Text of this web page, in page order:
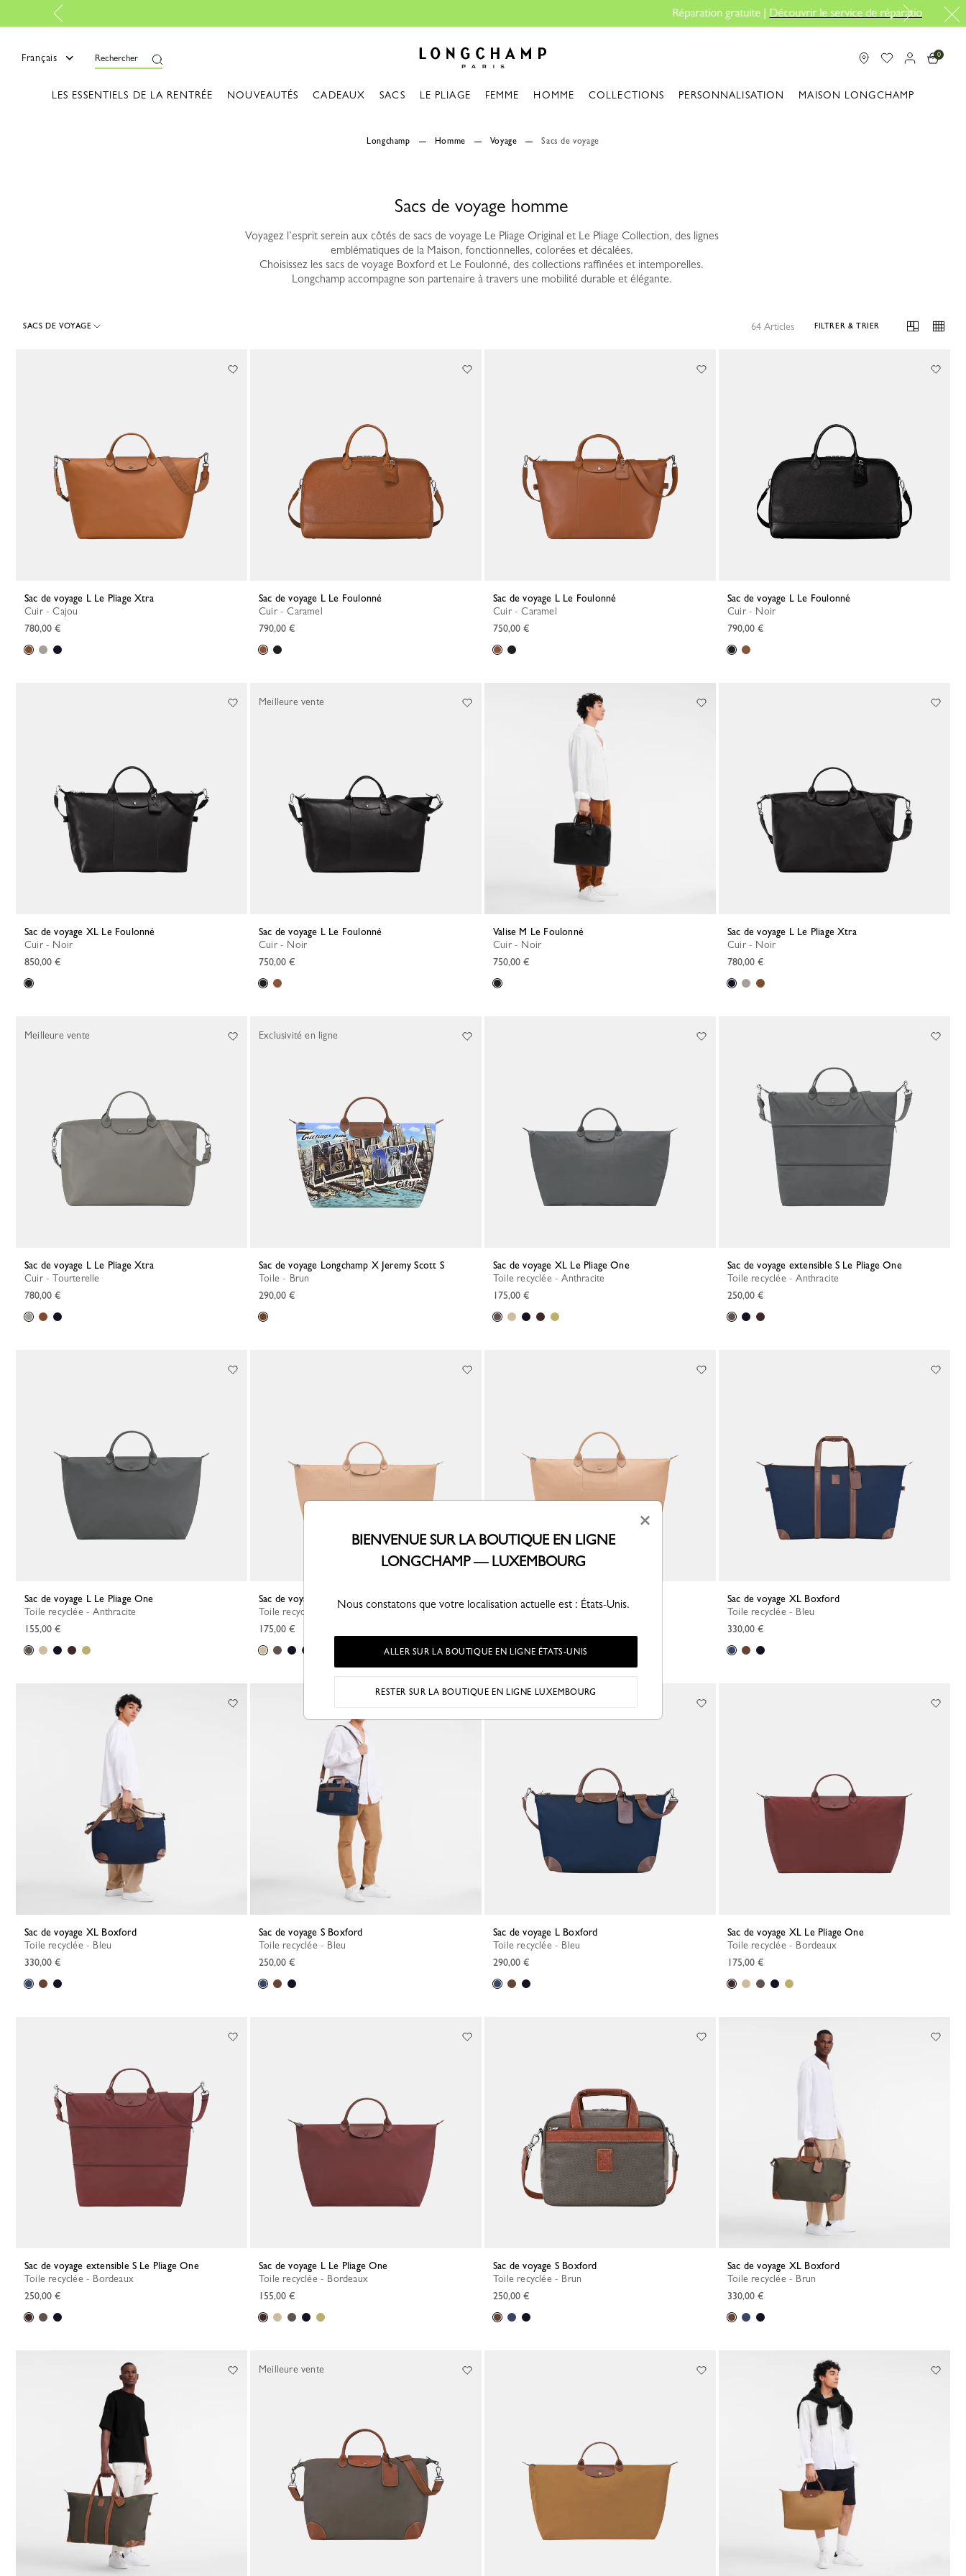
Découvrir le service de réparation
Français Rechercher 0
LES ESSENTIELS DE LA RENTRÉE NOUVEAUTÉS CADEAUX SACS LE PLIAGE FEMME HOMME COLLECTIONS PERSONNALISATION MAISON LONGCHAMP
Longchamp Homme Voyage Sacs de voyage
Sacs de voyage homme
Voyagez l’esprit serein aux côtés de sacs de voyage Le Pliage Original et Le Pliage Collection, des lignes
emblématiques de la Maison, fonctionnelles, colorées et décalées.
Choisissez les sacs de voyage Boxford et Le Foulonné, des collections raffinées et intemporelles.
Longchamp accompagne son partenaire à travers une mobilité durable et élégante.
SACS DE VOYAGE 64 Articles FILTRER & TRIER
Sac de voyage L Le Pliage Xtra
Cuir - Cajou
780,00 €
Sac de voyage L Le Foulonné
Cuir - Caramel
790,00 €
Sac de voyage L Le Foulonné
Cuir - Caramel
750,00 €
Sac de voyage L Le Foulonné
Cuir - Noir
790,00 €
Sac de voyage XL Le Foulonné
Cuir - Noir
850,00 €
Sac de voyage L Le Foulonné
Cuir - Noir
750,00 €
Meilleure vente
Valise M Le Foulonné
Cuir - Noir
750,00 €
Sac de voyage L Le Pliage Xtra
Cuir - Noir
780,00 €
Sac de voyage L Le Pliage Xtra
Cuir - Tourterelle
780,00 €
Meilleure vente
Sac de voyage Longchamp X Jeremy Scott S
Toile - Brun
290,00 €
Exclusivité en ligne
Sac de voyage XL Le Pliage One
Toile recyclée - Anthracite
175,00 €
Sac de voyage extensible S Le Pliage One
Toile recyclée - Anthracite
250,00 €
Sac de voyage L Le Pliage One
Toile recyclée - Anthracite
155,00 €
Sac de voyage XL Le Pliage One
Toile recyclée - Beige
175,00 €
Sac de voyage L Le Pliage One
Toile recyclée - Beige
Sac de voyage XL Boxford
Toile recyclée - Bleu
330,00 €
Sac de voyage XL Boxford
Toile recyclée - Bleu
330,00 €
Sac de voyage S Boxford
Toile recyclée - Bleu
250,00 €
Sac de voyage L Boxford
Toile recyclée - Bleu
290,00 €
Sac de voyage XL Le Pliage One
Toile recyclée - Bordeaux
175,00 €
Sac de voyage extensible S Le Pliage One
Toile recyclée - Bordeaux
250,00 €
Sac de voyage L Le Pliage One
Toile recyclée - Bordeaux
155,00 €
Sac de voyage S Boxford
Toile recyclée - Brun
250,00 €
Sac de voyage XL Boxford
Toile recyclée - Brun
330,00 €
Meilleure vente
×
BIENVENUE SUR LA BOUTIQUE EN LIGNE
LONGCHAMP — LUXEMBOURG
Nous constatons que votre localisation actuelle est : États-Unis.
ALLER SUR LA BOUTIQUE EN LIGNE ÉTATS-UNIS
RESTER SUR LA BOUTIQUE EN LIGNE LUXEMBOURG